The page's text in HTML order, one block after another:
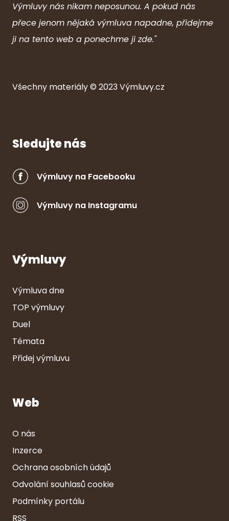
Výmluvy nás nikam neposunou. A pokud nás
přece jenom nějaká výmluva napadne, přidejme
ji na tento web a ponechme ji zde."
Všechny materiály © 2023Výmluvy.cz
Sledujte nás
Výmluvy na Facebooku
Výmluvy na Instagramu
Výmluvy
Výmluva dne
TOP výmluvy
Duel
Témata
Přidej výmluvu
Web
O nás
Inzerce
Ochrana osobních údajů
Odvolání souhlasů cookie
Podmínky portálu
RSS